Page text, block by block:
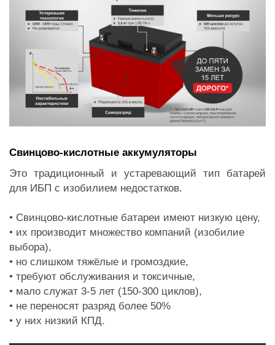
Свинцово-кислотные аккумуляторы
Это традиционный и устаревающий тип батарей
для ИБП с изобилием недостатков.
• Свинцово-кислотные батареи имеют низкую цену,
• их производит множество компаний (изобилие
выбора),
• но слишком тяжёлые и громоздкие,
• требуют обслуживания и токсичные,
• мало служат 3-5 лет (150-300 циклов),
• не переносят разряд более 50%
• у них низкий КПД.